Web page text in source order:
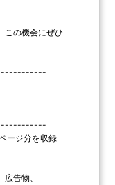
この機会にぜひ
ージ分を収録
告物、